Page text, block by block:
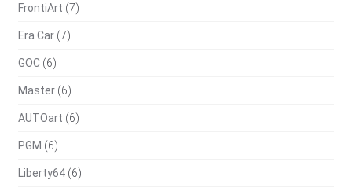
FrontiArt (7)
Era Car (7)
GOC (6)
Master (6)
AUTOart (6)
PGM (6)
Liberty64 (6)